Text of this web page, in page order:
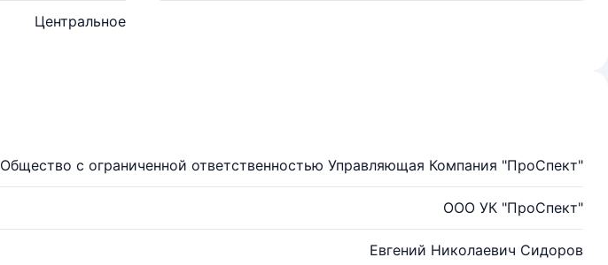
Центральное
Общество с ограниченной ответственностью Управляющая Компания "ПроСпект"
ООО УК "ПроСпект"
Евгений Николаевич Сидоров